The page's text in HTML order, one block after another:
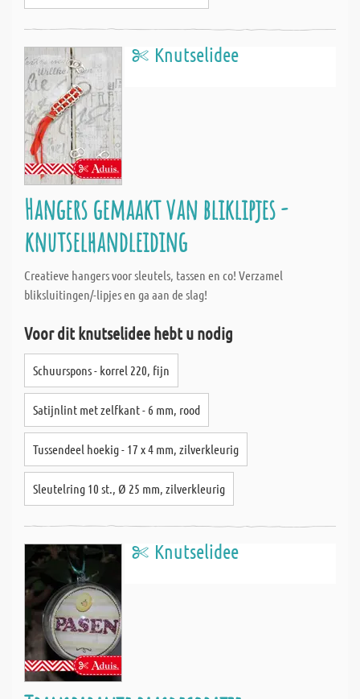
Knutselidee
Hangers gemaakt van bliklipjes -
knutselhandleiding
Creatieve hangers voor sleutels, tassen en co! Verzamel
bliksluitingen/-lipjes en ga aan de slag!
Voor dit knutselidee hebt u nodig
Schuurspons - korrel 220, fijn
Satijnlint met zelfkant - 6 mm, rood
Tussendeel hoekig - 17 x 4 mm, zilverkleurig
Sleutelring 10 st., Ø 25 mm, zilverkleurig
Knutselidee